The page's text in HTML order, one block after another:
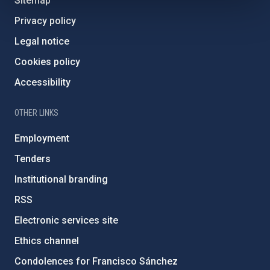
Privacy policy
Legal notice
Cookies policy
Accessibility
OTHER LINKS
Employment
Tenders
Institutional branding
RSS
Electronic services site
Ethics channel
Condolences for Francisco Sánchez